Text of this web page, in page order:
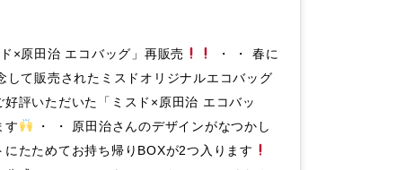
×原田治 エコバッグ」再販売
・ ・ 春に
して販売されたミスドオリジナルエコバッグ
評いただいた「ミスド×原田治 エコバッ
す
・ ・ 原田治さんのデザインがなつかし
たためてお持ち帰りBOXが2つ入ります